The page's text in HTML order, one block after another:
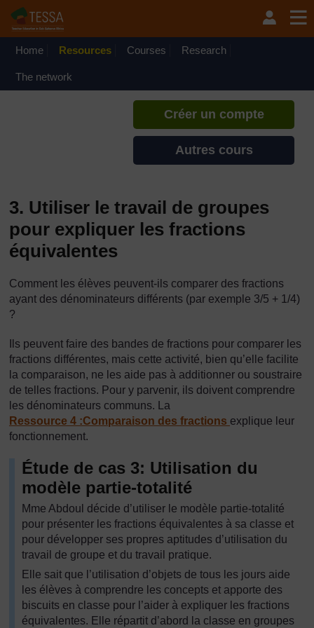
Home Resources Courses Research
The network
Si vous créez un compte, vous
pouvez établir un profil
Créer un compte
Autres cours
3. Utiliser le travail de groupes
pour expliquer les fractions
équivalentes
Comment les élèves peuvent-ils comparer des fractions
ayant des dénominateurs différents (par exemple 3/5 + 1/4)
?
Ils peuvent faire des bandes de fractions pour comparer les
fractions différentes, mais cette activité, bien qu’elle facilite
la comparaison, ne les aide pas à additionner ou soustraire
de telles fractions. Pour y parvenir, ils doivent comprendre
les dénominateurs communs. La
Ressource 4 :Comparaison des fractions explique leur
fonctionnement.
Étude de cas 3: Utilisation du
modèle partie-totalité
Mme Abdoul décide d’utiliser le modèle partie-totalité
pour présenter les fractions équivalentes à sa classe et
pour développer ses propres aptitudes d’utilisation du
travail de groupe et du travail pratique.
Elle sait que l’utilisation d’objets de tous les jours aide
les élèves à comprendre les concepts et apporte des
biscuits en classe pour l’aider à expliquer les fractions
équivalentes. Elle répartit d’abord la classe en groupes